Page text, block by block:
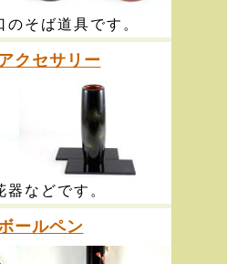
そば道具です。
クセサリー
などです。
ールペン